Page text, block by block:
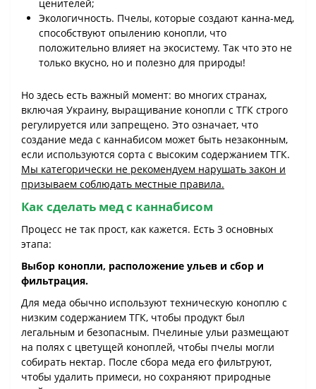
ценителей;
Экологичность. Пчелы, которые создают канна-мед,
способствуют опылению конопли, что
положительно влияет на экосистему. Так что это не
только вкусно, но и полезно для природы!
Но здесь есть важный момент: во многих странах,
включая Украину, выращивание конопли с ТГК строго
регулируется или запрещено. Это означает, что
создание меда с каннабисом может быть незаконным,
если используются сорта с высоким содержанием ТГК.
Мы категорически не рекомендуем нарушать закон и
призываем соблюдать местные правила.
Как сделать мед с каннабисом
Процесс не так прост, как кажется. Есть 3 основных
этапа:
Выбор конопли, расположение ульев и сбор и
фильтрация.
Для меда обычно используют техническую коноплю с
низким содержанием ТГК, чтобы продукт был
легальным и безопасным. Пчелиные ульи размещают
на полях с цветущей коноплей, чтобы пчелы могли
собирать нектар. После сбора меда его фильтруют,
чтобы удалить примеси, но сохраняют природные